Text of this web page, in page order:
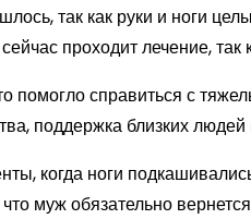
так как руки и ноги
проходит лечение,
помогло справиться с
поддержка близких
когда ноги
муж обязательно